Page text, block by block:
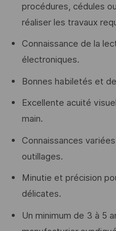
procédures, cédules
réaliser les travaux
Connaissance de la
électroniques.
Bonnes habiletés et
Excellente acuité
main.
Connaissances
outillages.
Minutie et précision
délicates.
Un minimum de 3 à 5